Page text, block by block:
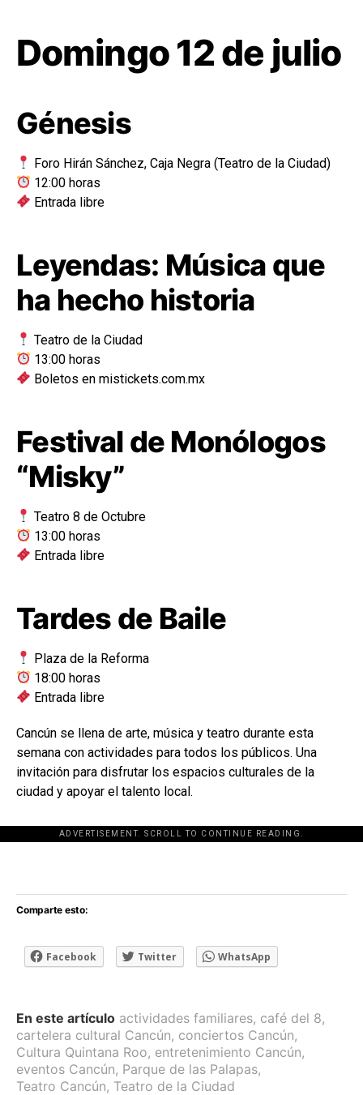
Domingo 12 de julio
Génesis
Foro Hirán Sánchez, Caja Negra (Teatro de la Ciudad)
12:00 horas
Entrada libre
Leyendas: Música que
ha hecho historia
Teatro de la Ciudad
13:00 horas
Boletos en mistickets.com.mx
Festival de Monólogos
“Misky”
Teatro 8 de Octubre
13:00 horas
Entrada libre
Tardes de Baile
Plaza de la Reforma
18:00 horas
Entrada libre
Cancún se llena de arte, música y teatro durante esta
semana con actividades para todos los públicos. Una
invitación para disfrutar los espacios culturales de la
ciudad y apoyar el talento local.
ADVERTISEMENT. SCROLL TO CONTINUE READING.
[adsforwp id="243463"]
Comparte esto:
Facebook Twitter WhatsApp
En este artículo actividades familiares, café del 8,
cartelera cultural Cancún, conciertos Cancún,
Cultura Quintana Roo, entretenimiento Cancún,
eventos Cancún, Parque de las Palapas,
Teatro Cancún, Teatro de la Ciudad